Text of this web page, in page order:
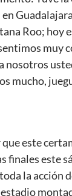
Roo; hoy
muy
nosotros
mucho,
que este
finales este
la acción